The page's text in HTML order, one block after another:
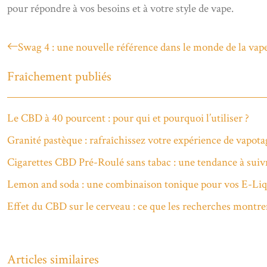
pour répondre à vos besoins et à votre style de vape.
Swag 4 : une nouvelle référence dans le monde de la
Fraîchement publiés
Le CBD à 40 pourcent : pour qui et pourquoi l’utiliser ?
Granité pastèque : rafraîchissez votre expérience de
Cigarettes CBD Pré-Roulé sans tabac : une tendance à
Lemon and soda : une combinaison tonique pour vos E-
Effet du CBD sur le cerveau : ce que les recherches
Articles similaires